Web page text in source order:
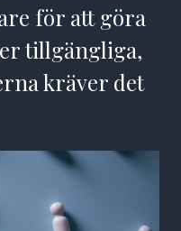
för att göra
tillgängliga,
kräver det